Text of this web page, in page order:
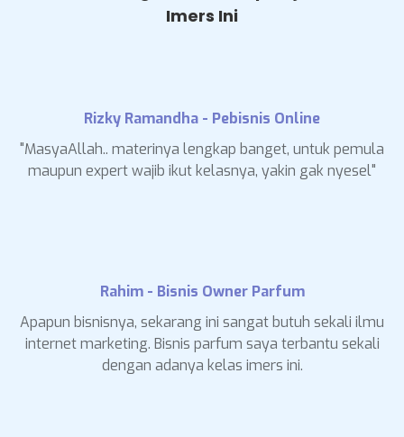
Imers Ini
Rizky Ramandha - Pebisnis Online
"MasyaAllah.. materinya lengkap banget, untuk pemula
maupun expert wajib ikut kelasnya, yakin gak nyesel"
Rahim - Bisnis Owner Parfum
Apapun bisnisnya, sekarang ini sangat butuh sekali ilmu
internet marketing. Bisnis parfum saya terbantu sekali
dengan adanya kelas imers ini.